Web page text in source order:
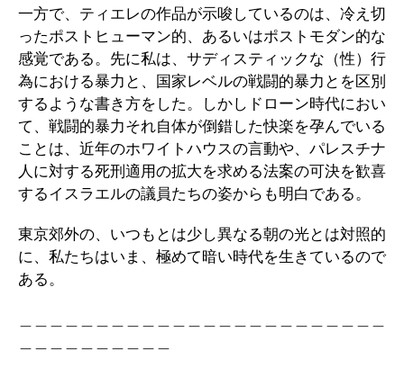
一方で、ティエレの作品が示唆しているのは、冷え切
ったポストヒューマン的、あるいはポストモダン的な
感覚である。先に私は、サディスティックな（性）行
為における暴力と、国家レベルの戦闘的暴力とを区別
するような書き方をした。しかしドローン時代におい
て、戦闘的暴力それ自体が倒錯した快楽を孕んでいる
ことは、近年のホワイトハウスの言動や、パレスチナ
人に対する死刑適用の拡大を求める法案の可決を歓喜
するイスラエルの議員たちの姿からも明白である。
東京郊外の、いつもとは少し異なる朝の光とは対照的
に、私たちはいま、極めて暗い時代を生きているので
ある。